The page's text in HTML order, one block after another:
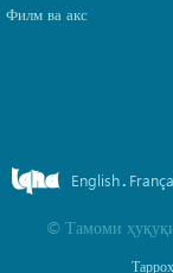
Филм ва акс
English.
© Тамоми